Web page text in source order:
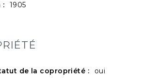
: 1905
de la copropriété : oui